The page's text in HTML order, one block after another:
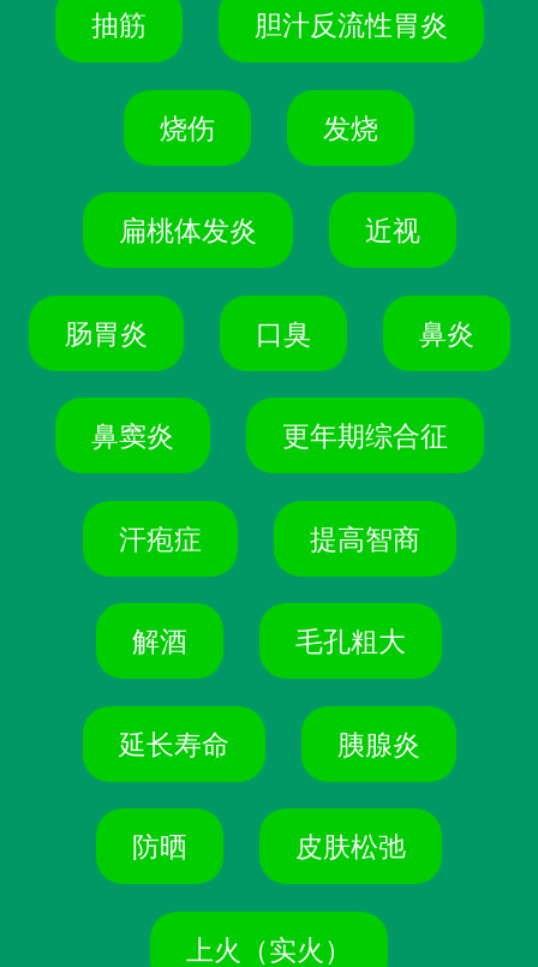
抽筋 胆汁反流性胃炎
烧伤 发烧
扁桃体发炎 近视
肠胃炎 口臭 鼻炎
鼻窦炎 更年期综合征
汗疱症 提高智商
解酒 毛孔粗大
延长寿命 胰腺炎
防晒 皮肤松弛
上火（实火）